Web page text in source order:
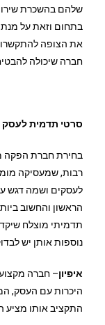
שלהם בהשכרת
בתחום וזאת על מנת
את הצופה
חברה שיכולה
סרטי תדמית לעסק
בחירת חברת הפקה
רבות, שמעסיקה
לעסקים ושמה דגש
הראשון והחשוב
תדמיתי מוצלח
נוספות אותן יש
איפיון– חברה
היכרות עם העסק,
התקציב אותו מציע